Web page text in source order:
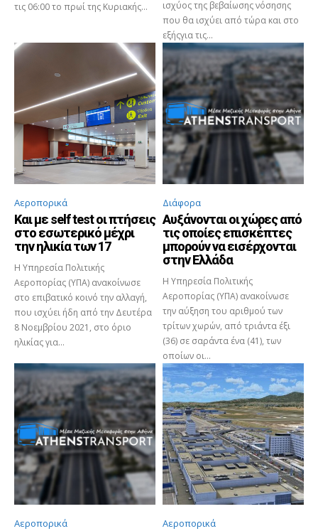
τις 06:00 το πρωί της Κυριακής...
ισχύος της βεβαίωσης νόσησης
που θα ισχύει από τώρα και στο
εξήςγια τις...
Αεροπορικά
Και με self test οι πτήσεις
στο εσωτερικό μέχρι
την ηλικία των 17
Η Υπηρεσία Πολιτικής
Αεροπορίας (ΥΠΑ) ανακοίνωσε
στο επιβατικό κοινό την αλλαγή,
που ισχύει ήδη από την Δευτέρα
8 Νοεμβρίου 2021, στο όριο
ηλικίας για...
Διάφορα
Αυξάνονται οι χώρες από
τις οποίες επισκέπτες
μπορούν να εισέρχονται
στην Ελλάδα
Η Υπηρεσία Πολιτικής
Αεροπορίας (ΥΠΑ) ανακοίνωσε
την αύξηση του αριθμού των
τρίτων χωρών, από τριάντα έξι
(36) σε σαράντα ένα (41), των
οποίων οι...
Αεροπορικά Αεροπορικά